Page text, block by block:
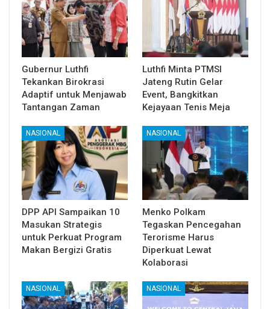
Gubernur Luthfi
Tekankan Birokrasi
Adaptif untuk Menjawab
Tantangan Zaman
Luthfi Minta PTMSI
Jateng Rutin Gelar
Event, Bangkitkan
Kejayaan Tenis Meja
NASIONAL
DPP API Sampaikan 10
Masukan Strategis
untuk Perkuat Program
Makan Bergizi Gratis
NASIONAL
Menko Polkam
Tegaskan Pencegahan
Terorisme Harus
Diperkuat Lewat
Kolaborasi
NASIONAL NASIONAL